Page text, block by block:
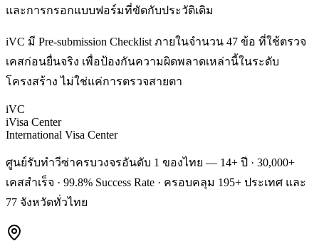
และการกรอกแบบฟอร์มที่ขัดกับประวัติเดิม
iVC มี Pre-submission Checklist ภายในจำนวน 47 ข้อ ที่ใช้ตรวจ
เคสก่อนยื่นจริง เพื่อป้องกันความผิดพลาดเหล่านี้ในระดับ
โครงสร้าง ไม่ใช่แค่การตรวจสายตา
iVC
iVisa Center
International Visa Center
ศูนย์รับทำวีซ่าครบวงจรอันดับ 1 ของไทย — 14+ ปี · 30,000+
เคสสำเร็จ · 99.8% Success Rate · ครอบคลุม 195+ ประเทศ และ
77 จังหวัดทั่วไทย